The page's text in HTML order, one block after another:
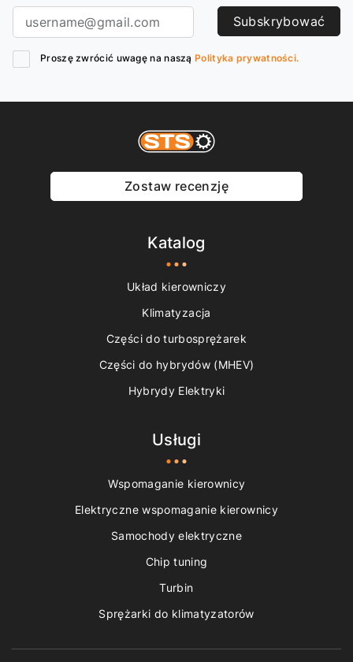
Subskrybować
Proszę zwrócić uwagę na naszą Polityka prywatności.
Zostaw recenzję
Katalog
Układ kierowniczy
Klimatyzacja
Części do turbosprężarek
Części do hybrydów (MHEV)
Hybrydy Elektryki
Usługi
Wspomaganie kierownicy
Elektryczne wspomaganie kierownicy
Samochody elektryczne
Chip tuning
Turbin
Sprężarki do klimatyzatorów